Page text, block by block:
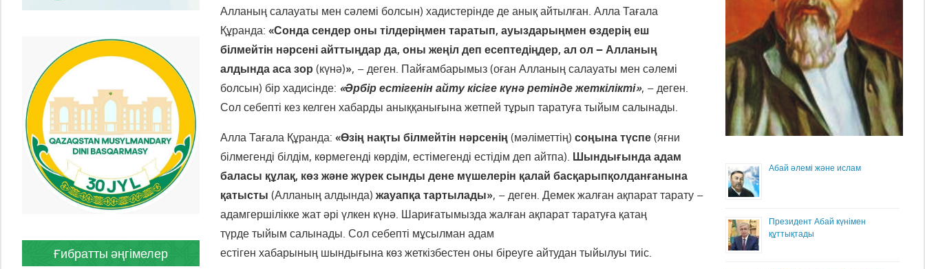
Алланың салауаты мен сәлемі болсын) хадистерінде де анық айтылған. Алла Тағала
Құранда:«Сонда сендероны тілдеріңмен таратып, ауыздарыңмен өздеріңеш
білмейтін нәрсені айттыңдар да, оны жеңілдеп есептедіңдер, ал ол – Алланың
алдында асазор (күнә)», – деген. Пайғамбарымыз (оған Алланың салауаты мен сәлемі
болсын) бір хадисінде: «Әрбір естігенін айту кісіге күнә ретінде жеткілікті», – деген.
Сол себепті кез келген хабарды аныққанығына жетпей тұрып таратуға тыйым салынады.
Алла Тағала Құранда:«Өзің нақты білмейтін нәрсенің(мәліметтің) соңына түспе(яғни
білмегенді білдім, көрмегенді көрдім, естімегенді естідім деп айтпа). Шындығында адам
баласы құлақ, көз жәнежүрек сынды дене мүшелерін қалай басқарыпқолданғанына
қатысты(Алланың алдында) жауапқа тартылады», – деген. Демек жалған ақпарат тарату –
адамгершілікке жат әрі үлкен күнә. Шариғатымызда жалған ақпарат таратуға қатаң
түрде тыйым салынады. Сол себепті мұсылман адам
естіген хабарының шындығына көз жеткізбестен оны біреуге айтудан тыйылуы тиіс.
Ғибратты әңгімелер
Абай әлемі және ислам
Президент Абай күнімен
құттықтады